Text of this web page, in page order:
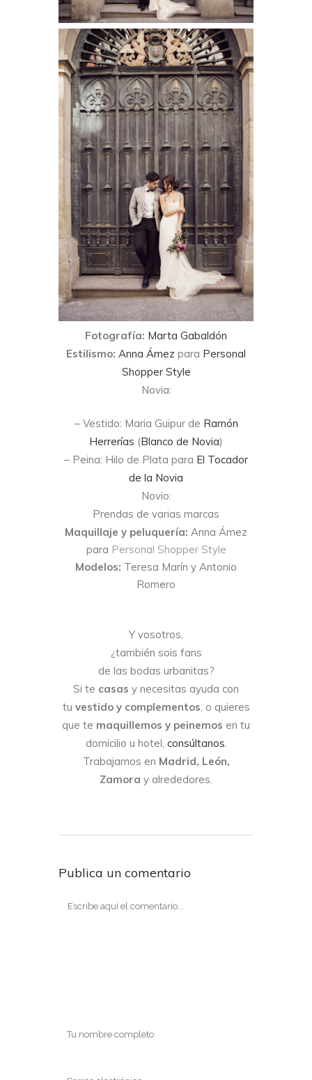
Fotografía: Marta Gabaldón
Estilismo: Anna Ámez para Personal
Shopper Style
Novia:
– Vestido: Maria Guipur de Ramón
Herrerías (Blanco de Novia)
– Peina: Hilo de Plata para El Tocador
de la Novia
Novio:
Prendas de varias marcas
Maquillaje y peluquería: Anna Ámez
para Personal Shopper Style
Modelos: Teresa Marín y Antonio
Romero
Y vosotros,
¿también sois fans
de las bodas urbanitas?
Si te casas y necesitas ayuda con
tu vestido y complementos , o quieres
que te maquillemos y peinemos en tu
domicilio u hotel, consúltanos
Trabajamos en Madrid, León,
Zamora y alrededores.
Publica un comentario